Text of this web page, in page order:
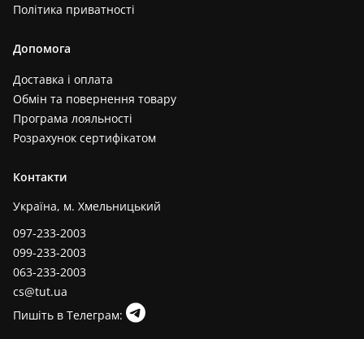
Політика приватності
Допомога
Доставка і оплата
Обмін та повернення товару
Програма лояльності
Розрахунок сертифікатом
Контакти
Україна, м. Хмельницький
097-233-2003
099-233-2003
063-233-2003
cs@tut.ua
Пишіть в Телеграм: